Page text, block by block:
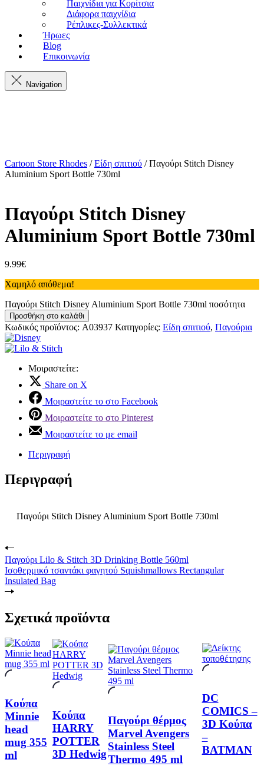
Παιχνίδια για Κορίτσια
Διάφορα παιχνίδια
Ρέπλικες-Συλλεκτικά
Ήρωες
Blog
Επικοινωνία
Navigation
Cartoon Store Rhodes /Είδη σπιτιού / Παγούρι Stitch Disney
Aluminium Sport Bottle 730ml
Παγούρι Stitch Disney
Aluminium Sport Bottle 730ml
9.99€
Χαμηλό απόθεμα!
Παγούρι Stitch Disney Aluminium Sport Bottle 730ml ποσότητα
Προσθήκη στο καλάθι
Κωδικός προϊόντος: A03937 Κατηγορίες: Είδη σπιτιού, Παγούρια
Μοιραστείτε:
Share on X
Μοιραστείτε το στο Facebook
Μοιραστείτε το στο Pinterest
Μοιραστείτε το με email
Περιγραφή
Περιγραφή
Παγούρι Stitch Disney Aluminium Sport Bottle 730ml
Παγούρι Lilo & Stitch 3D Drinking Bottle 560ml
Ισοθερμικό τσαντάκι φαγητού Squishmallows Rectangular
Insulated Bag
Σχετικά προϊόντα
Κούπα
Minnie
head
mug 355
ml
Κούπα
HARRY
POTTER
3D Hedwig
Παγούρι θέρμος
Marvel Avengers
Stainless Steel
Thermo 495 ml
DC
COMICS –
3D Κούπα
–
BATMAN